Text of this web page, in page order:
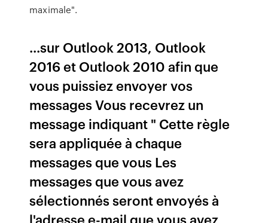
maximale".
...sur Outlook 2013, Outlook
2016 et Outlook 2010 afin que
vous puissiez envoyer vos
messages Vous recevrez un
message indiquant " Cette règle
sera appliquée à chaque
messages que vous Les
messages que vous avez
sélectionnés seront envoyés à
l'adresse e-mail que vous avez